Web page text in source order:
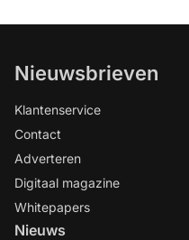
Nieuwsbrieven
Klantenservice
Contact
Adverteren
Digitaal magazine
Whitepapers
Nieuws